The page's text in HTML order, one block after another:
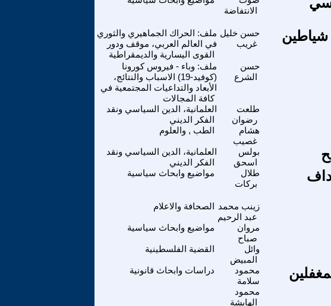
الانتفاضة
ملف: الحراك الجماهيري والثوري
في العالم العربي، موقف ودور
القوى اليسارية والديمقراطية
حسن خليل
غريب
شياطين
ملف: وباء - فيروس كورونا
(كوفيد-19) الاسباب والنتائج،
الأبعاد والتداعيات المجتمعية في
كافة المجالات
حسن
الشرع
العلمانية، الدين السياسي ونقد
الفكر الديني
طلعت
رضوان
الطب , والعلوم
هشام
غصيب
العلمانية، الدين السياسي ونقد
الفكر الديني
بولس
اسحق
مواضيع وابحاث سياسية
طلال
بركات
الصحافة والاعلام زينب محمد
عبد الرحيم
مواضيع وابحاث سياسية
مروان
صباح
القضية الفلسطينية
وائل
المبيض
دراسات وابحاث قانونية
محمود
سلامة
محمود
الهايشة